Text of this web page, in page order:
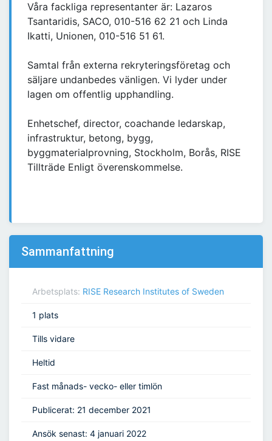
Våra fackliga representanter är: Lazaros
Tsantaridis, SACO, 010-516 62 21 och Linda
Ikatti, Unionen, 010-516 51 61.
Samtal från externa rekryteringsföretag och
säljare undanbedes vänligen. Vi lyder under
lagen om offentlig upphandling.
Enhetschef, director, coachande ledarskap,
infrastruktur, betong, bygg,
byggmaterialprovning, Stockholm, Borås, RISE
Tillträde Enligt överenskommelse.
Sammanfattning
Arbetsplats: RISE Research Institutes of Sweden
1 plats
Tills vidare
Heltid
Fast månads- vecko- eller timlön
Publicerat: 21 december 2021
Ansök senast: 4 januari 2022